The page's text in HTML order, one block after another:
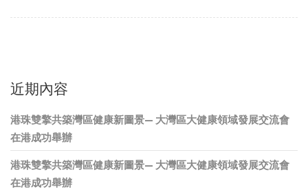
近期內容
港珠雙擎共築灣區健康新圖景— 大灣區大健康領域發展交流會
在港成功舉辦
港珠雙擎共築灣區健康新圖景— 大灣區大健康領域發展交流會
在港成功舉辦